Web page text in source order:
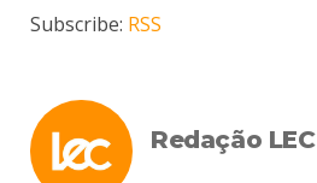
Subscribe: RSS
Redação LEC